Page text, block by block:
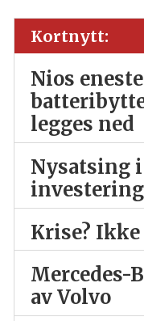
Kortnytt:
Nios eneste
legges ned
Nysatsing
Krise?
Mercedes-
av Volvo